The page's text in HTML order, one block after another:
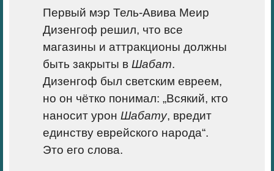
Первый мэр Тель-Авива Меир
Дизенгоф решил, что все
магазины и аттракционы должны
быть закрыты в Шабат.
Дизенгоф был светским евреем,
но он чётко понимал: „Всякий, кто
наносит урон Шабату, вредит
единству еврейского народа“.
Это его слова.